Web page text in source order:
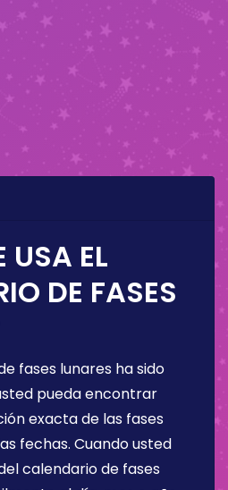
USA EL
DE FASES
fases lunares ha sido
pueda encontrar
exacta de las fases
fechas. Cuando usted
calendario de fases